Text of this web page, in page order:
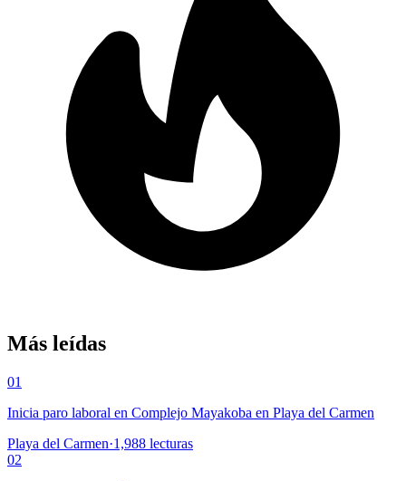
Más leídas
01
Inicia paro laboral en Complejo Mayakoba en Playa del Carmen
Playa del Carmen·1,988 lecturas
02